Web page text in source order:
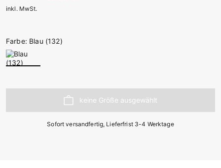
inkl. MwSt.
Farbe: Blau (132)
Sofort versandfertig, Lieferfrist 3-4 Werktage